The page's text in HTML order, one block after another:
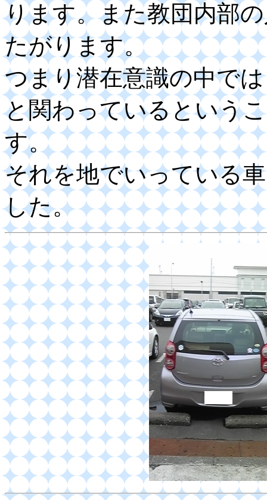
ります。また教団内部
たがります。
つまり潜在意識の中で
と関わっているという
す。
それを地でいっている
した。